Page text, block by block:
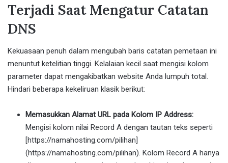
Terjadi Saat Mengatur Catatan
DNS
Kekuasaan penuh dalam mengubah baris catatan pemetaan ini
menuntut ketelitian tinggi. Kelalaian kecil saat mengisi kolom
parameter dapat mengakibatkan website Anda lumpuh total.
Hindari beberapa kekeliruan klasik berikut:
Memasukkan Alamat URL pada Kolom IP Address:
Mengisi kolom nilai Record A dengan tautan teks seperti
[https://namahosting.com/pilihan]
(https://namahosting.com/pilihan). Kolom Record A hanya